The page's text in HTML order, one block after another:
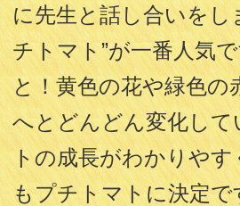
に先生と話し合いをし
チトマト”が一番人気
と！黄色の花や緑色
へとどんどん変化し
トの成長がわかりや
もプチトマトに決定で